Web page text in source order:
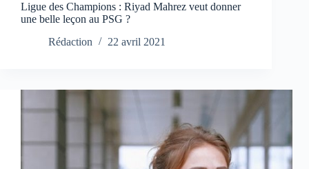
Ligue des Champions : Riyad Mahrez veut donner
une belle leçon au PSG ?
Rédaction
22 avril 2021